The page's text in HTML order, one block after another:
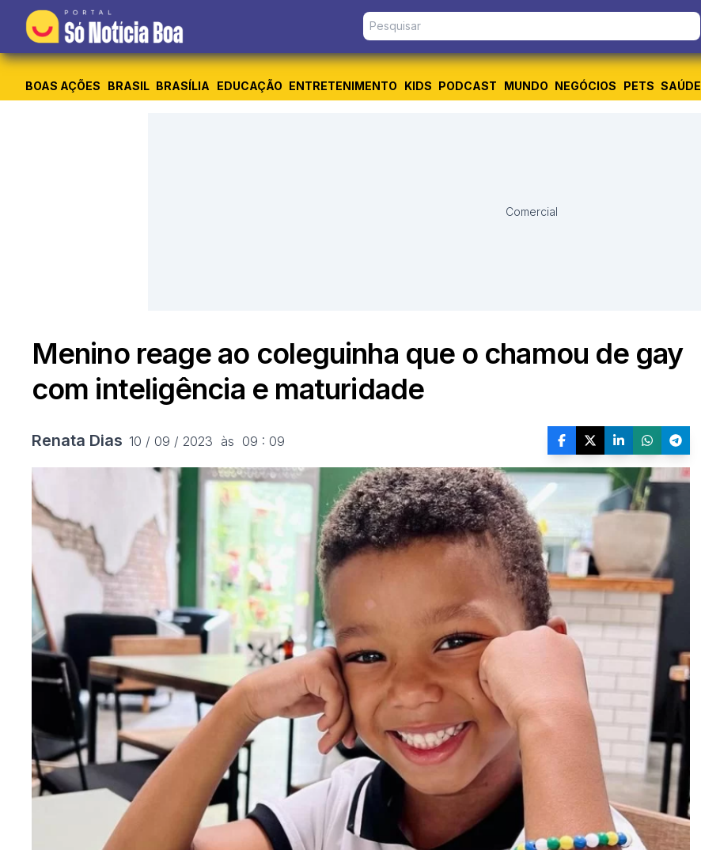
BOAS AÇÕES BRASIL BRASÍLIA EDUCAÇÃO ENTRETENIMENTO KIDS PODCAST MUNDO NEGÓCIOS PETS SAÚDE
Comercial
Menino reage ao coleguinha que o chamou de gay
com inteligência e maturidade
Renata Dias 10 / 09 / 2023  às  09 : 09